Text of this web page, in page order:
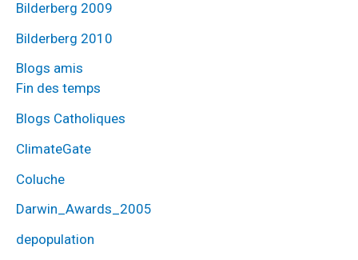
Bilderberg 2009
Bilderberg 2010
Blogs amis
Fin des temps
Blogs Catholiques
ClimateGate
Coluche
Darwin_Awards_2005
depopulation